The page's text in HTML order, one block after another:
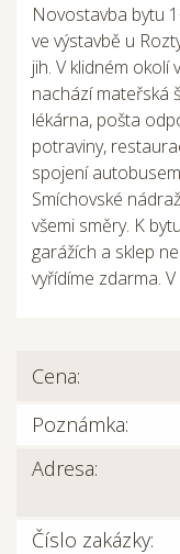
Novostavba bytu
ve výstavbě u
jih. V klidném okolí
nachází mateřská
lékárna, pošta
potraviny,
spojení
Smíchovské
všemi směry. K
garážích a sklep
vyřídíme zdarma.
Cena:
Poznámka:
Adresa:
Číslo zakázky: